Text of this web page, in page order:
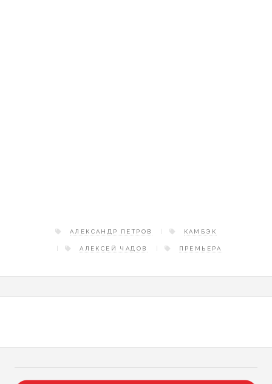
АЛЕКСАНДР ПЕТРОВ КАМБЭК
АЛЕКСЕЙ ЧАДОВ ПРЕМЬЕРА